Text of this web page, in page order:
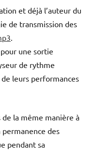
et déjà l’auteur du
de transmission des
une sortie
de rythme
leurs performances
la même manière à
permanence des
pendant sa